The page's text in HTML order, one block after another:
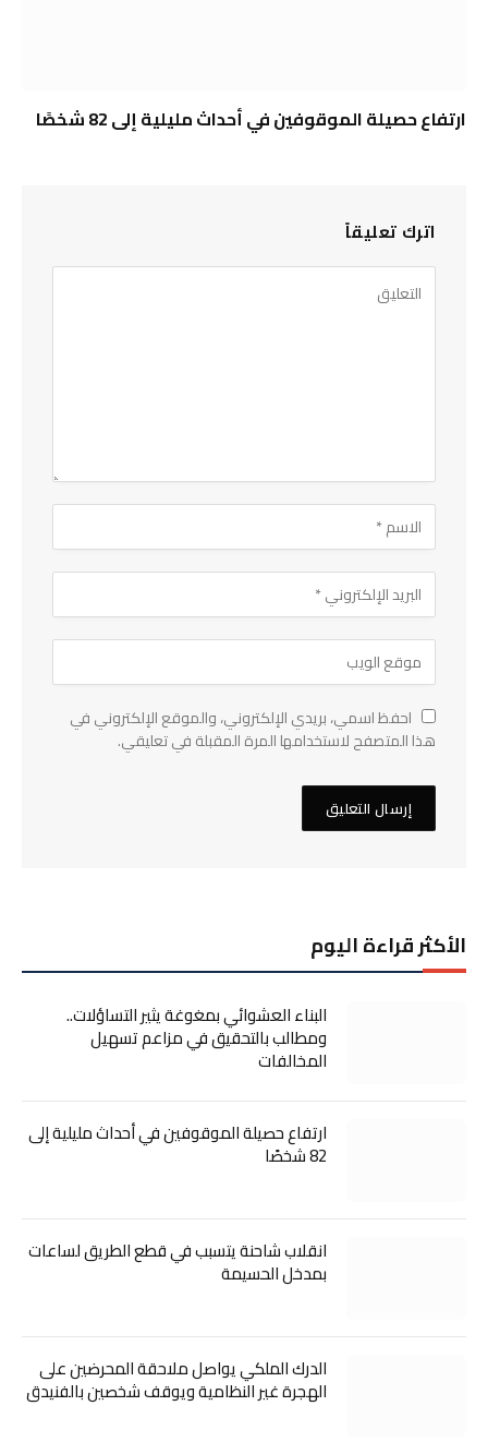
ارتفاع حصيلة الموقوفين في أحداث مليلية إلى 82 شخصًا
اترك تعليقاً
احفظ اسمي، بريدي الإلكتروني، والموقع الإلكتروني في
هذا المتصفح لاستخدامها المرة المقبلة في تعليقي.
الأكثر قراءة اليوم
البناء العشوائي بمغوغة يثير التساؤلات..
ومطالب بالتحقيق في مزاعم تسهيل
المخالفات
ارتفاع حصيلة الموقوفين في أحداث مليلية إلى
82 شخصًا
انقلاب شاحنة يتسبب في قطع الطريق لساعات
بمدخل الحسيمة
الدرك الملكي يواصل ملاحقة المحرضين على
الهجرة غير النظامية ويوقف شخصين بالفنيدق